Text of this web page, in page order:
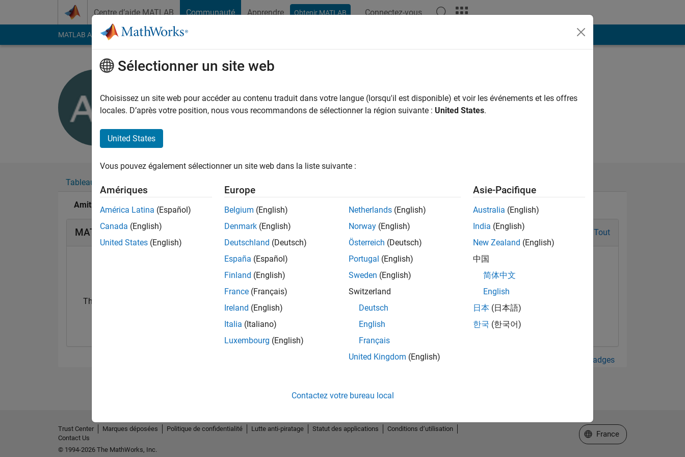
Centre d’aide MATLAB Communauté Apprendre Obtenir MATLAB Connectez-vous
MATLAB Answers File Exchange Cody
Actif depuis 2018
Followers:0Following:0
Tableau de bord
Amit Kadarmandalgi's Badges
MATLAB Answers Badges Tout
Thankful Level 1
15 Feb 2022
Afficher tout Badges
Sélectionner un site web
Choisissez un site web pour accéder au contenu traduit dans votre langue (lorsqu'il est disponible) et voir les événements et les offres
locales. D’après votre position, nous vous recommandons de sélectionner la région suivante : United States.
United States
Vous pouvez également sélectionner un site web dans la liste suivante :
Amériques
América Latina (Español)
Canada (English)
United States (English)
Europe
Belgium (English)
Denmark (English)
Deutschland (Deutsch)
España (Español)
Finland (English)
France (Français)
Ireland (English)
Italia (Italiano)
Luxembourg (English)
Netherlands (English)
Norway (English)
Österreich (Deutsch)
Portugal (English)
Sweden (English)
Switzerland
Deutsch
English
Français
United Kingdom (English)
Asie-Pacifique
Australia (English)
India (English)
New Zealand (English)
中国
简体中文
English
日本 (日本語)
한국 (한국어)
Contactez votre bureau local
Trust Center Marques déposées Politique de confidentialité Lutte anti-piratage Statut des applications
Conditions d՚utilisation
Contact Us
© 1994-2026 The MathWorks, Inc.
Sélectionner un site web
France